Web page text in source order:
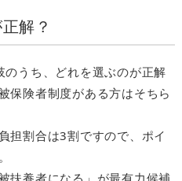
解？
うち、どれを選ぶのが正解
保険者制度がある方はそちら
担割合は3割ですので、ポイ
扶養者になる」が最有力候補